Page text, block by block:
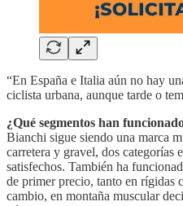
“En España e Italia aún no hay
ciclista urbana, aunque tarde o
¿Qué segmentos han
Bianchi sigue siendo una marca
carretera y gravel, dos categorías
satisfechos. También ha
de primer precio, tanto en rígidas
cambio, en montaña muscular